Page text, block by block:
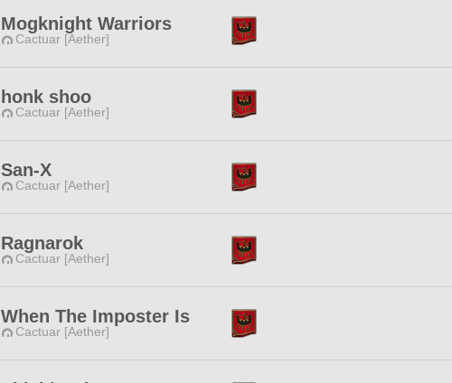
Mogknight Warriors
Cactuar [Aether]
honk shoo
Cactuar [Aether]
San-X
Cactuar [Aether]
Ragnarok
Cactuar [Aether]
When The Imposter Is
Cactuar [Aether]